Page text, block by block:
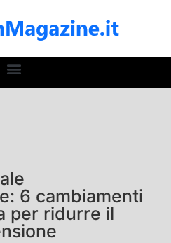
6 cambiamenti
per ridurre il